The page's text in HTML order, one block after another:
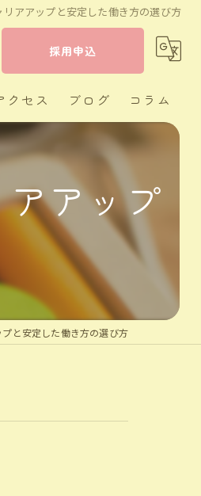
アアップと安定した働き方の選び方
採用申込
クセス ブログ コラム
アップ
と安定した働き方の選び方